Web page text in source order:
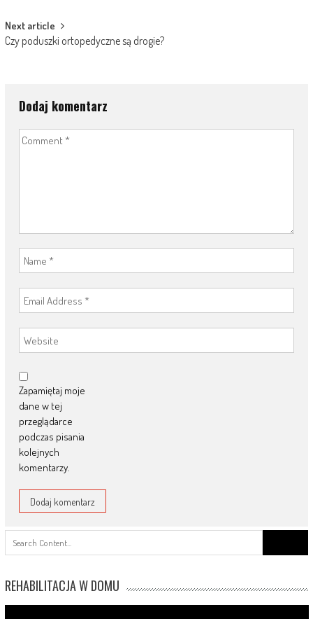
Next article
Czy poduszki ortopedyczne są drogie?
Dodaj komentarz
Zapamiętaj moje
dane w tej
przeglądarce
podczas pisania
kolejnych
komentarzy.
for:
REHABILITACJA W DOMU